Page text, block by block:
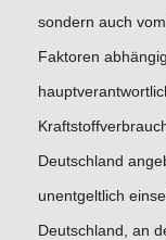
sondern auch
Faktoren
Deutschland
unentgeltlich
Deutschland, an